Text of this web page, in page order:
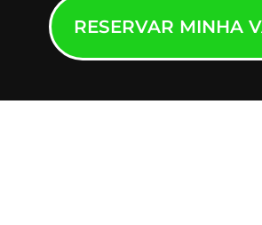
RESERVAR MINHA